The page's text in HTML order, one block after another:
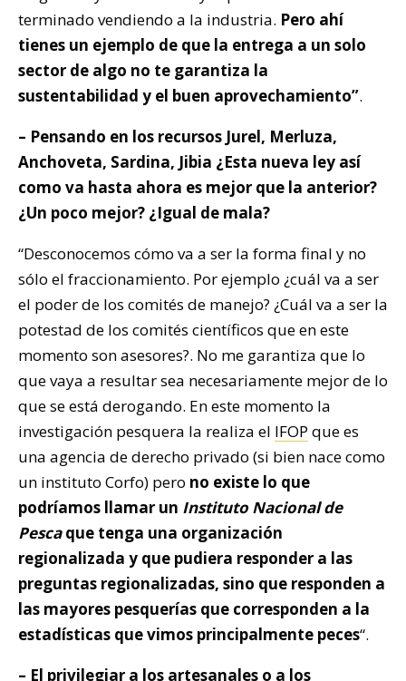
terminado vendiendo a la industria. Pero ahí
tienes un ejemplo de que la entrega a un solo
sector de algo no te garantiza la
sustentabilidad y el buen aprovechamiento”.
– Pensando en los recursos Jurel, Merluza,
Anchoveta, Sardina, Jibia ¿Esta nueva ley así
como va hasta ahora es mejor que la anterior?
¿Un poco mejor? ¿Igual de mala?
“Desconocemos cómo va a ser la forma final y no
sólo el fraccionamiento. Por ejemplo ¿cuál va a ser
el poder de los comités de manejo? ¿Cuál va a ser la
potestad de los comités científicos que en este
momento son asesores?. No me garantiza que lo
que vaya a resultar sea necesariamente mejor de lo
que se está derogando. En este momento la
investigación pesquera la realiza el IFOP que es
una agencia de derecho privado (si bien nace como
un instituto Corfo) pero no existe lo que
podríamos llamar un Instituto Nacional de
Pescaque tenga una organización
regionalizada y que pudiera responder a las
preguntas regionalizadas, sino que responden a
las mayores pesquerías que corresponden a la
estadísticas que vimos principalmente peces“.
– El privilegiar a los artesanales o a los